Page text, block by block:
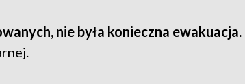
nie była konieczna ewakuacja.